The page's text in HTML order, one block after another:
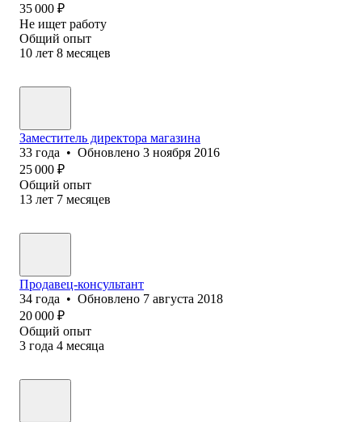
35 000 ₽
Не ищет работу
Общий опыт
10 лет 8 месяцев
Заместитель директора магазина
33 года • Обновлено 3 ноября 2016
25 000 ₽
Общий опыт
13 лет 7 месяцев
Продавец-консультант
34 года • Обновлено 7 августа 2018
20 000 ₽
Общий опыт
3 года 4 месяца